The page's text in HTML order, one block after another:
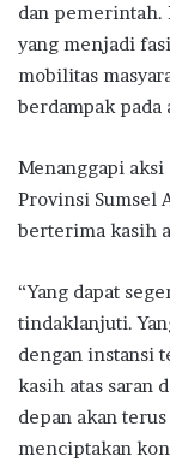
dan pemerintah.
yang menjadi
mobilitas
berdampak
Menanggapi
Provinsi Sumsel
berterima kasih
“Yang dapat
tindaklanjuti.
dengan instansi
kasih atas saran
depan akan
menciptakan